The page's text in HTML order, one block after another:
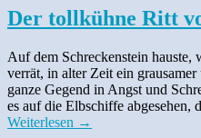
Der tollkühne Ritt
Auf dem Schreckenstein hauste,
verrät, in alter Zeit ein
ganze Gegend in Angst und
es auf die Elbschiffe
Weiterlesen →